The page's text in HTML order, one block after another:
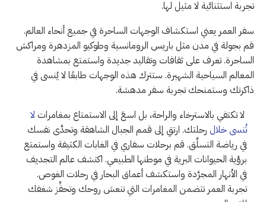
تجربة استثنائية لا مثيل لها.
سفر العمر يعني استكشاف الوجهات الساحرة في جميع أنحاء العالم.
قم بجولة في مدن مثل باريس الرومانسية وطوكيو المزدهرة ومراكش
الساحرة. تعرف على ثقافات وتقاليد جديدة واستمتع بمشاهدة
المعالم السياحية الشهيرة. ستترك هذه الوجهات طابعًا لا يُنسى في
ذاكرتك وستمنحك تجربة سفر مدهشة.
لا تكتفي بالاسترخاء والراحة، بل اسعَ إلى الاستمتاع بمغامرات لا
تُنسى خلال رحلتك. ارتقِ إلى قمم الجبال الشاهقة وتحدَّى نفسك
في رياضة التسلَّق. قم برحلات سفاري في الغابات الكثيفة واستمتع
برؤية الحيوانات البرية في موطنها الطبيعي. اكتشف عالم التجديف
في الأنهار المجرَّدة واستكشف أعماق البحار في رحلات الغوص.
تجربة العمر تتضمن المغامرات التي تنعش روحك وتحفِّز شغفك